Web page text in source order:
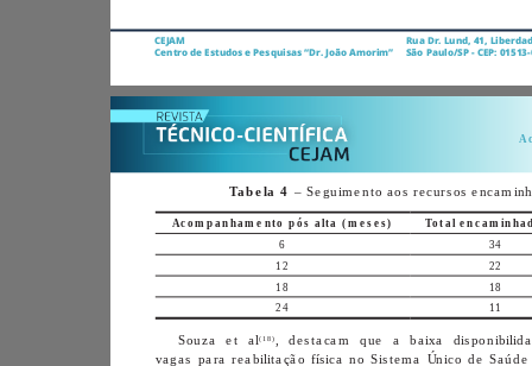
CEJAM
Centro de Estudos e Pesquisas “Dr. João Amorim”
Tabela 4
Acompanhamento pós alta (meses)
6
34
12
22
18
18
24
11
Souza et al (18)